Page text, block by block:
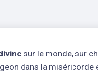
sur le monde, sur
dans la miséricorde